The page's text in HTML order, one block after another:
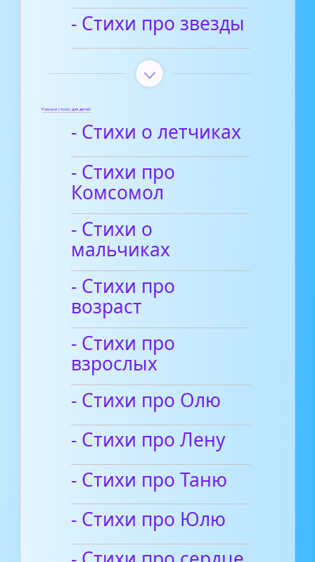
- Стихи про звезды
Разные стихи для детей
- Стихи о летчиках
- Стихи про
Комсомол
- Стихи о
мальчиках
- Стихи про
возраст
- Стихи про
взрослых
- Стихи про Олю
- Стихи про Лену
- Стихи про Таню
- Стихи про Юлю